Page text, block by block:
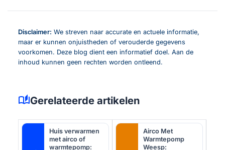
Disclaimer: We streven naar accurate en actuele informatie,
maar er kunnen onjuistheden of verouderde gegevens
voorkomen. Deze blog dient een informatief doel. Aan de
inhoud kunnen geen rechten worden ontleend.
auto_storiesGerelateerde artikelen
Huis verwarmen
met airco of
warmtepomp:
Airco Met
Warmtepomp
Weesp: